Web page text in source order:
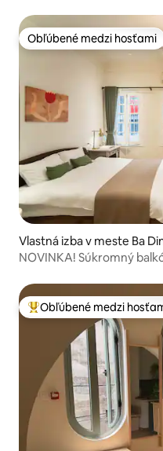
Obľúbené medzi hosťami
Obľúbené medzi hosťami
Vlastná izba v meste Ba
NOVINKA! Súkromný
Najobľúbenejšie medzi
Obľúbené medzi